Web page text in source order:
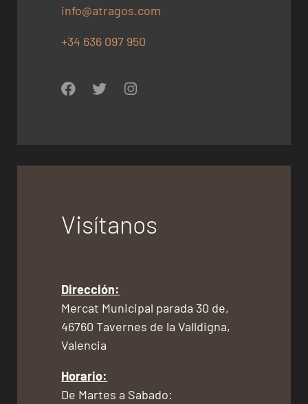
info@atragos.com
+34 636 097 950
Visítanos
Dirección:
Mercat Municipal parada 30 de,
46760 Tavernes de la Valldigna,
Valencia
Horario:
De Martes a Sabado: